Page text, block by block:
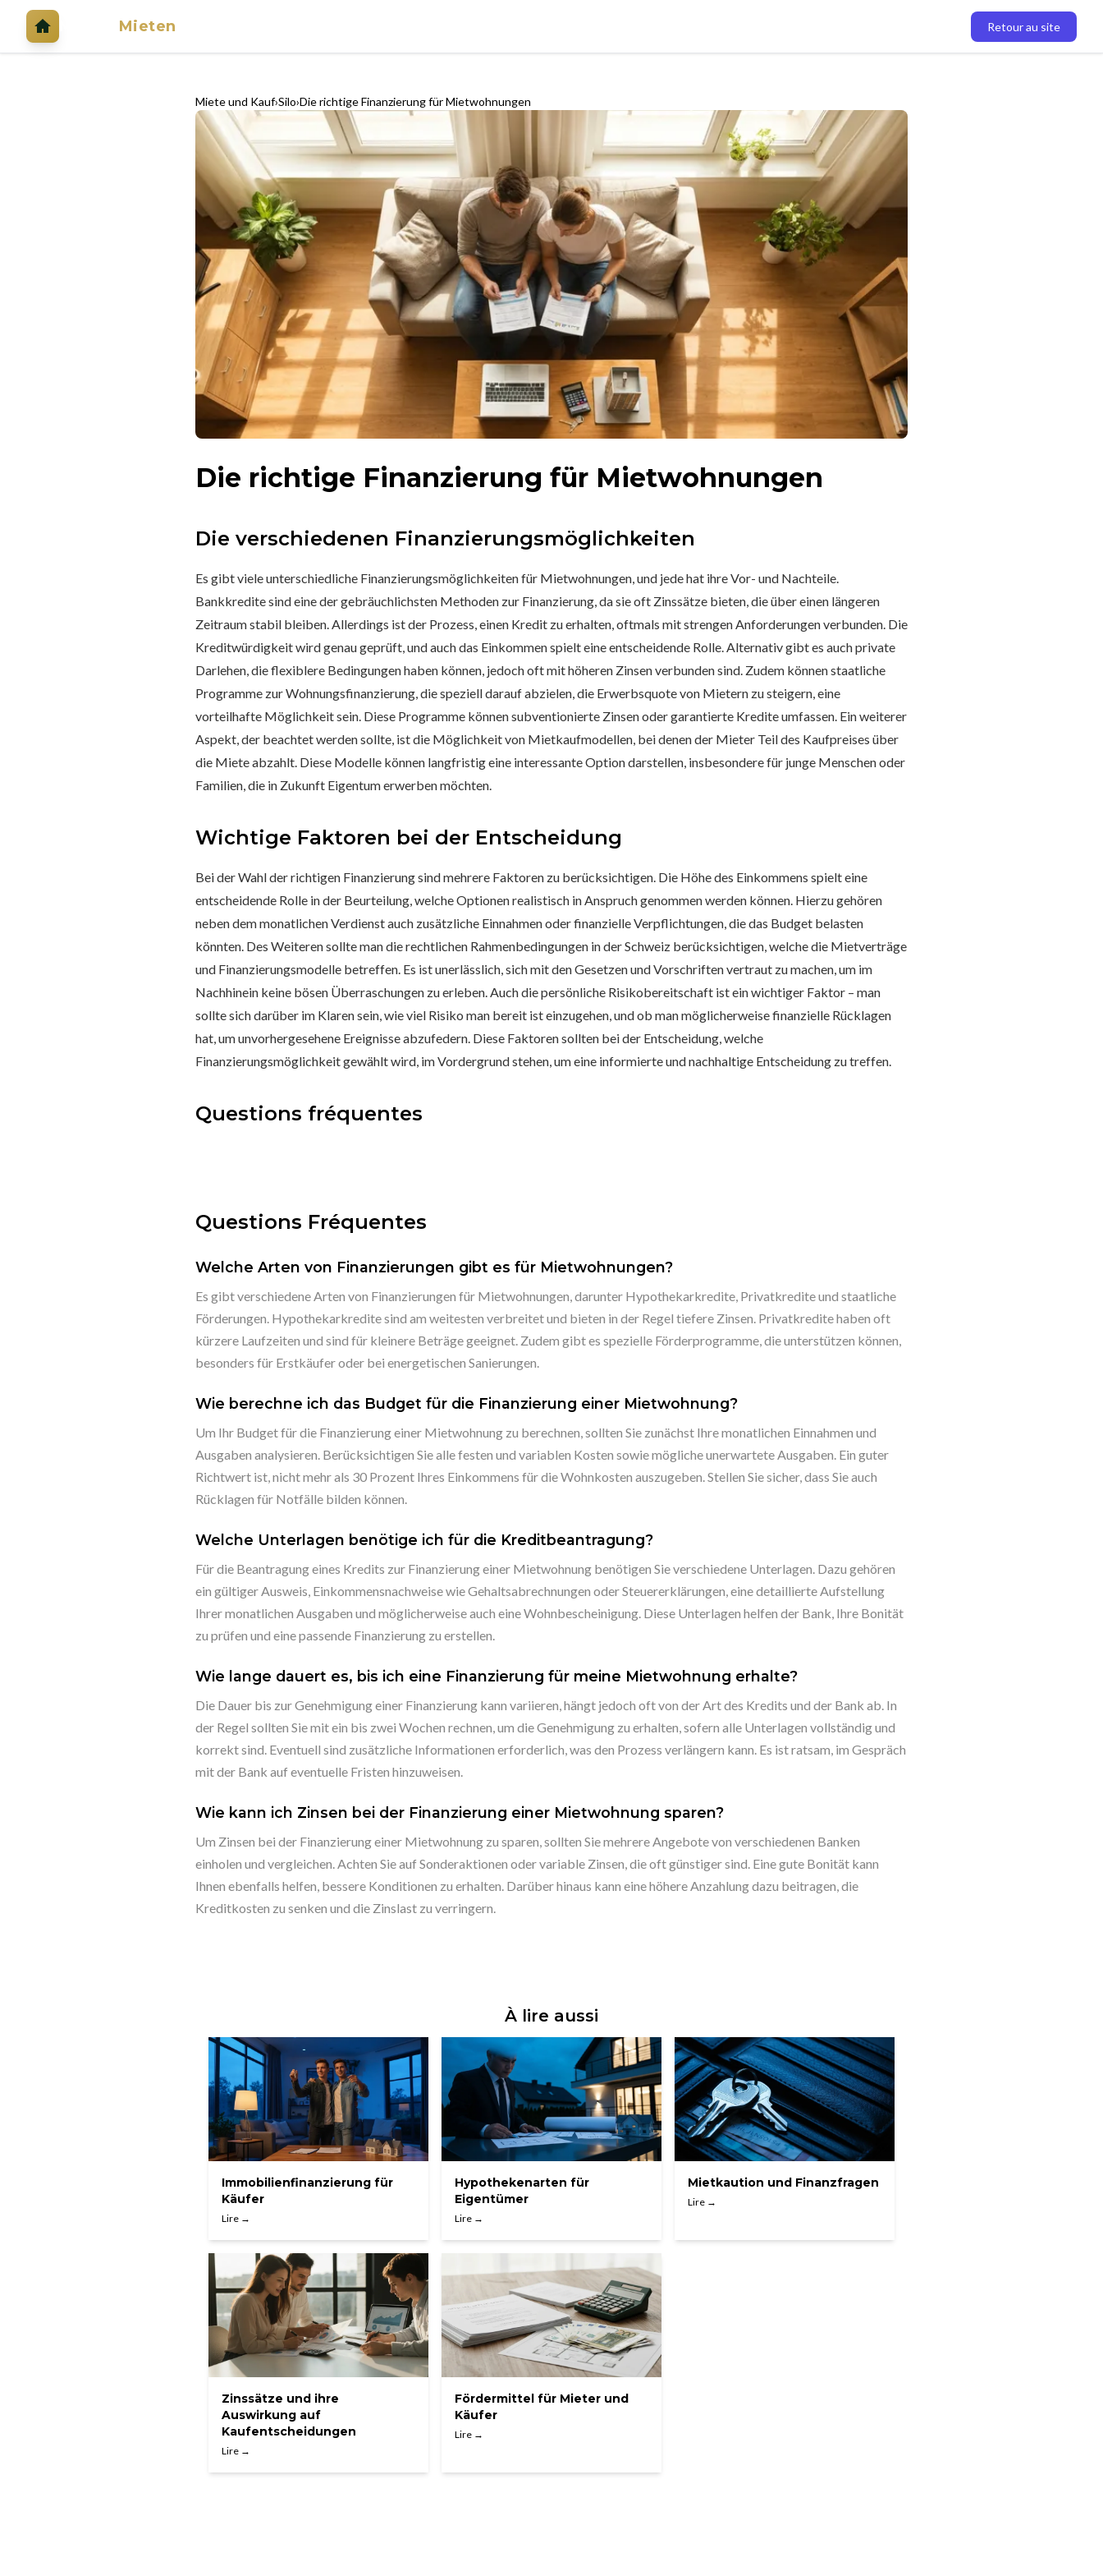
Mieten Retour au site
Miete und Kauf Silo Die richtige Finanzierung für Mietwohnungen
Die richtige Finanzierung für Mietwohnungen
Die verschiedenen Finanzierungsmöglichkeiten
Es gibt viele unterschiedliche Finanzierungsmöglichkeiten für Mietwohnungen, und jede hat ihre Vor- und Nachteile.
Bankkredite sind eine der gebräuchlichsten Methoden zur Finanzierung, da sie oft Zinssätze bieten, die über einen längeren
Zeitraum stabil bleiben. Allerdings ist der Prozess, einen Kredit zu erhalten, oftmals mit strengen Anforderungen verbunden. Die
Kreditwürdigkeit wird genau geprüft, und auch das Einkommen spielt eine entscheidende Rolle. Alternativ gibt es auch private
Darlehen, die flexiblere Bedingungen haben können, jedoch oft mit höheren Zinsen verbunden sind. Zudem können staatliche
Programme zur Wohnungsfinanzierung, die speziell darauf abzielen, die Erwerbsquote von Mietern zu steigern, eine
vorteilhafte Möglichkeit sein. Diese Programme können subventionierte Zinsen oder garantierte Kredite umfassen. Ein weiterer
Aspekt, der beachtet werden sollte, ist die Möglichkeit von Mietkaufmodellen, bei denen der Mieter Teil des Kaufpreises über
die Miete abzahlt. Diese Modelle können langfristig eine interessante Option darstellen, insbesondere für junge Menschen oder
Familien, die in Zukunft Eigentum erwerben möchten.
Wichtige Faktoren bei der Entscheidung
Bei der Wahl der richtigen Finanzierung sind mehrere Faktoren zu berücksichtigen. Die Höhe des Einkommens spielt eine
entscheidende Rolle in der Beurteilung, welche Optionen realistisch in Anspruch genommen werden können. Hierzu gehören
neben dem monatlichen Verdienst auch zusätzliche Einnahmen oder finanzielle Verpflichtungen, die das Budget belasten
könnten. Des Weiteren sollte man die rechtlichen Rahmenbedingungen in der Schweiz berücksichtigen, welche die Mietverträge
und Finanzierungsmodelle betreffen. Es ist unerlässlich, sich mit den Gesetzen und Vorschriften vertraut zu machen, um im
Nachhinein keine bösen Überraschungen zu erleben. Auch die persönliche Risikobereitschaft ist ein wichtiger Faktor – man
sollte sich darüber im Klaren sein, wie viel Risiko man bereit ist einzugehen, und ob man möglicherweise finanzielle Rücklagen
hat, um unvorhergesehene Ereignisse abzufedern. Diese Faktoren sollten bei der Entscheidung, welche
Finanzierungsmöglichkeit gewählt wird, im Vordergrund stehen, um eine informierte und nachhaltige Entscheidung zu treffen.
Questions fréquentes
Questions Fréquentes
Welche Arten von Finanzierungen gibt es für Mietwohnungen?
Es gibt verschiedene Arten von Finanzierungen für Mietwohnungen, darunter Hypothekarkredite, Privatkredite und staatliche
Förderungen. Hypothekarkredite sind am weitesten verbreitet und bieten in der Regel tiefere Zinsen. Privatkredite haben oft
kürzere Laufzeiten und sind für kleinere Beträge geeignet. Zudem gibt es spezielle Förderprogramme, die unterstützen können,
besonders für Erstkäufer oder bei energetischen Sanierungen.
Wie berechne ich das Budget für die Finanzierung einer Mietwohnung?
Um Ihr Budget für die Finanzierung einer Mietwohnung zu berechnen, sollten Sie zunächst Ihre monatlichen Einnahmen und
Ausgaben analysieren. Berücksichtigen Sie alle festen und variablen Kosten sowie mögliche unerwartete Ausgaben. Ein guter
Richtwert ist, nicht mehr als 30 Prozent Ihres Einkommens für die Wohnkosten auszugeben. Stellen Sie sicher, dass Sie auch
Rücklagen für Notfälle bilden können.
Welche Unterlagen benötige ich für die Kreditbeantragung?
Für die Beantragung eines Kredits zur Finanzierung einer Mietwohnung benötigen Sie verschiedene Unterlagen. Dazu gehören
ein gültiger Ausweis, Einkommensnachweise wie Gehaltsabrechnungen oder Steuererklärungen, eine detaillierte Aufstellung
Ihrer monatlichen Ausgaben und möglicherweise auch eine Wohnbescheinigung. Diese Unterlagen helfen der Bank, Ihre Bonität
zu prüfen und eine passende Finanzierung zu erstellen.
Wie lange dauert es, bis ich eine Finanzierung für meine Mietwohnung erhalte?
Die Dauer bis zur Genehmigung einer Finanzierung kann variieren, hängt jedoch oft von der Art des Kredits und der Bank ab. In
der Regel sollten Sie mit ein bis zwei Wochen rechnen, um die Genehmigung zu erhalten, sofern alle Unterlagen vollständig und
korrekt sind. Eventuell sind zusätzliche Informationen erforderlich, was den Prozess verlängern kann. Es ist ratsam, im Gespräch
mit der Bank auf eventuelle Fristen hinzuweisen.
Wie kann ich Zinsen bei der Finanzierung einer Mietwohnung sparen?
Um Zinsen bei der Finanzierung einer Mietwohnung zu sparen, sollten Sie mehrere Angebote von verschiedenen Banken
einholen und vergleichen. Achten Sie auf Sonderaktionen oder variable Zinsen, die oft günstiger sind. Eine gute Bonität kann
Ihnen ebenfalls helfen, bessere Konditionen zu erhalten. Darüber hinaus kann eine höhere Anzahlung dazu beitragen, die
Kreditkosten zu senken und die Zinslast zu verringern.
À lire aussi
Immobilienfinanzierung für
Käufer
Lire →
Hypothekenarten für
Eigentümer
Lire →
Mietkaution und Finanzfragen
Lire →
Zinssätze und ihre
Auswirkung auf
Kaufentscheidungen
Lire →
Fördermittel für Mieter und
Käufer
Lire →